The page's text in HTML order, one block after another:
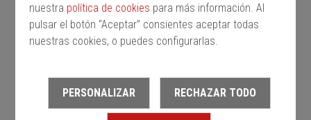
nuestra política de cookies para más información. Al
pulsar el botón “Aceptar” consientes aceptar todas
nuestras cookies, o puedes configurarlas.
PERSONALIZAR RECHAZAR TODO
Desde